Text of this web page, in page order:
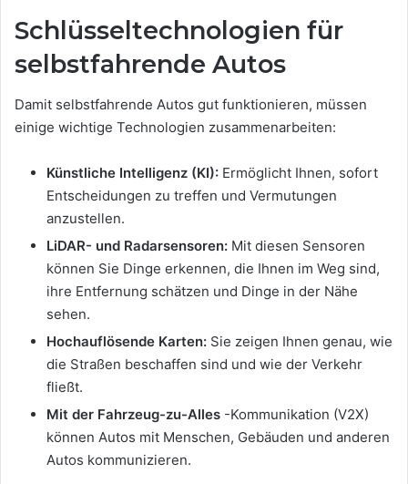
Schlüsseltechnologien für
selbstfahrende Autos
Damit selbstfahrende Autos gut funktionieren, müssen
einige wichtige Technologien zusammenarbeiten:
Künstliche Intelligenz (KI): Ermöglicht Ihnen, sofort
Entscheidungen zu treffen und Vermutungen
anzustellen.
LiDAR- und Radarsensoren: Mit diesen Sensoren
können Sie Dinge erkennen, die Ihnen im Weg sind,
ihre Entfernung schätzen und Dinge in der Nähe
sehen.
Hochauflösende Karten: Sie zeigen Ihnen genau, wie
die Straßen beschaffen sind und wie der Verkehr
fließt.
Mit der Fahrzeug-zu-Alles -Kommunikation (V2X)
können Autos mit Menschen, Gebäuden und anderen
Autos kommunizieren.